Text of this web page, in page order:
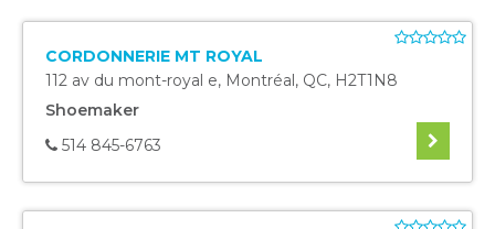
CORDONNERIE MT ROYAL
112 av du mont-royal e, Montréal, QC, H2T1N8
Shoemaker
514 845-6763